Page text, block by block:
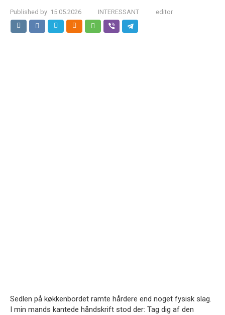
Published by: 15.05.2026 INTERESSANT editor
Sedlen på køkkenbordet ramte hårdere end noget fysisk slag.
I min mands kantede håndskrift stod der: Tag dig af den